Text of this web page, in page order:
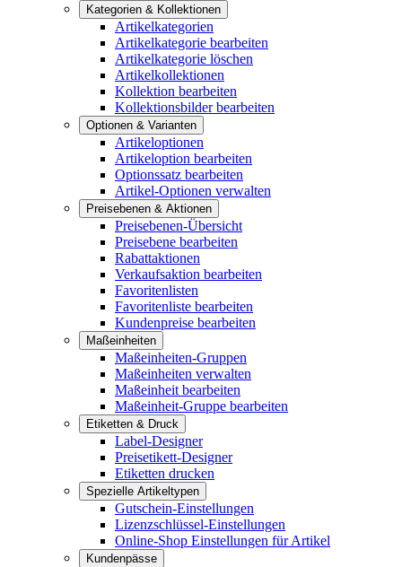
Kategorien & Kollektionen
Artikelkategorien
Artikelkategorie bearbeiten
Artikelkategorie löschen
Artikelkollektionen
Kollektion bearbeiten
Kollektionsbilder bearbeiten
Optionen & Varianten
Artikeloptionen
Artikeloption bearbeiten
Optionssatz bearbeiten
Artikel-Optionen verwalten
Preisebenen & Aktionen
Preisebenen-Übersicht
Preisebene bearbeiten
Rabattaktionen
Verkaufsaktion bearbeiten
Favoritenlisten
Favoritenliste bearbeiten
Kundenpreise bearbeiten
Maßeinheiten
Maßeinheiten-Gruppen
Maßeinheiten verwalten
Maßeinheit bearbeiten
Maßeinheit-Gruppe bearbeiten
Etiketten & Druck
Label-Designer
Preisetikett-Designer
Etiketten drucken
Spezielle Artikeltypen
Gutschein-Einstellungen
Lizenzschlüssel-Einstellungen
Online-Shop Einstellungen für Artikel
Kundenpässe